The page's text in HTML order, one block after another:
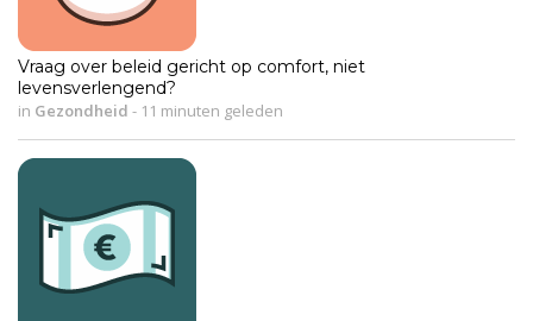
Vraag over beleid gericht op comfort, niet
levensverlengend?
in Gezondheid - 11 minuten geleden